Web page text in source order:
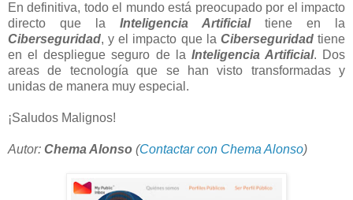
En definitiva, todo el mundo está preocupado por el impacto
directo que la Inteligencia Artificialtiene en la
Ciberseguridad, y el impacto que la Ciberseguridadtiene
en el despliegue seguro de la Inteligencia Artificial. Dos
areas de tecnología que se han visto transformadas y
unidas de manera muy especial.
¡Saludos Malignos!
Autor: Chema Alonso (Contactar con Chema Alonso)